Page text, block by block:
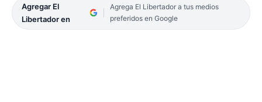
Agregar El
Libertador en
Agrega El Libertador a tus medios
preferidos en Google